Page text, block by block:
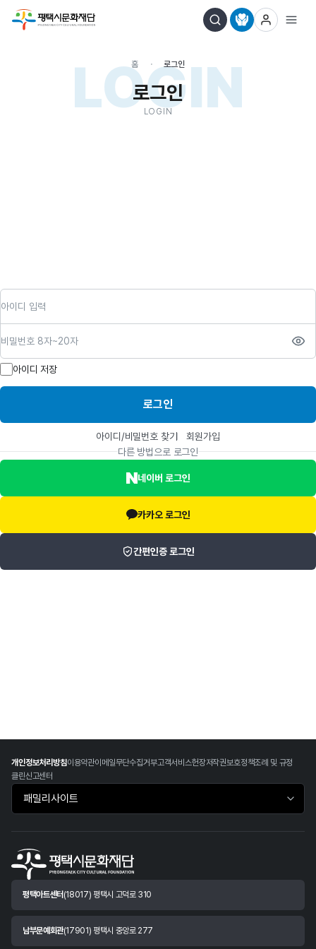
LOGIN
홈 로그인
로그인
LOGIN
아이디 저장
로그인
아이디/비밀번호 찾기
회원가입
다른 방법으로 로그인
네이버 로그인
카카오 로그인
간편인증 로그인
개인정보처리방침이용약관이메일무단수집거부고객서비스헌장저작권보호정책조례 및 규정
클린신고센터
패밀리사이트 바로가기
평택아트센터 (18017) 평택시 고덕로 310
남부문예회관(17901) 평택시 중앙로 277